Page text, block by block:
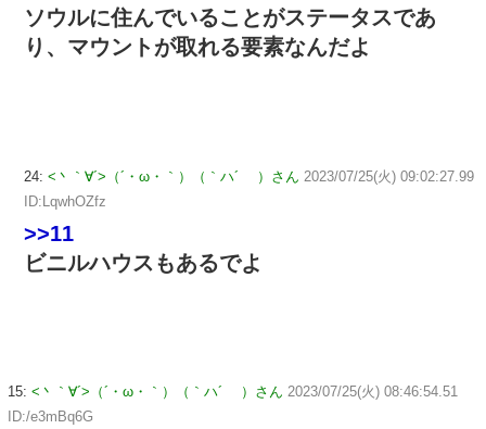
ソウルに住んでいることがステータスであ
り、マウントが取れる要素なんだよ
24: <丶｀∀´>（´・ω・｀）（｀ハ´ ）さん 2023/07/25(火) 09:02:27.99
ID:LqwhOZfz
>>11
ビニルハウスもあるでよ
15: <丶｀∀´>（´・ω・｀）（｀ハ´ ）さん 2023/07/25(火) 08:46:54.51
ID:/e3mBq6G